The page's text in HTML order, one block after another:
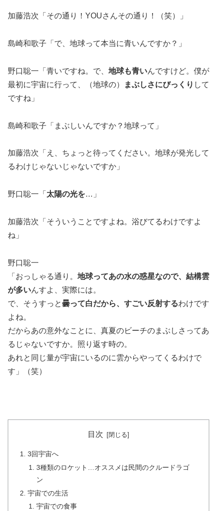
加藤浩次「その通り！YOUさんその通り！（笑）」
島崎和歌子「で、地球って本当に青いんですか？」
野口聡一「青いですね。で、 地球も青いんですけど。僕が
最初に宇宙に行って、（地球の）
まぶしさにびっくり して
ですね」
島崎和歌子「まぶしいんですか？地球って」
加藤浩次「え、ちょっと待ってください。地球が発光して
るわけじゃないじゃないですか」
野口聡一「 太陽の光を…」
加藤浩次「そういうことですよね。浴びてるわけですよ
ね」
野口聡一
「おっしゃる通り。 地球ってあの水の惑星なので、結構雲
が多いんすよ、実際には。
で、そうすっと曇って白だから、すごい反射するわけです
よね。
だからあの意外なことに、真夏のビーチのまぶしさってあ
るじゃないですか。照り返す時の。
あれと同じ量が宇宙にいるのに雲からやってくるわけで
す」（笑）
目次
3回宇宙へ
3種類のロケット…オススメは民間のクルードラゴ
ン
宇宙での生活
宇宙での食事